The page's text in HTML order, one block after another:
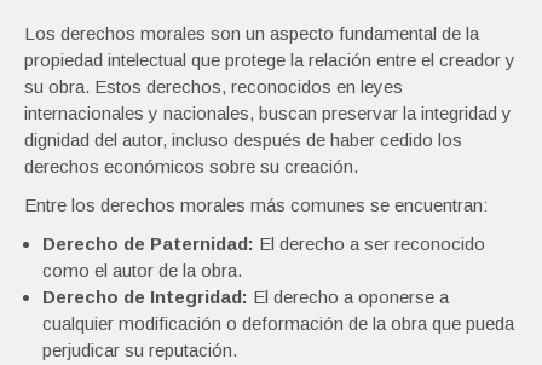
Los derechos morales son un aspecto fundamental de la
propiedad intelectual que protege la relación entre el creador y
su obra. Estos derechos, reconocidos en leyes
internacionales y nacionales, buscan preservar la integridad y
dignidad del autor, incluso después de haber cedido los
derechos económicos sobre su creación.
Entre los derechos morales más comunes se encuentran:
Derecho de Paternidad: El derecho a ser reconocido
como el autor de la obra.
Derecho de Integridad: El derecho a oponerse a
cualquier modificación o deformación de la obra que pueda
perjudicar su reputación.